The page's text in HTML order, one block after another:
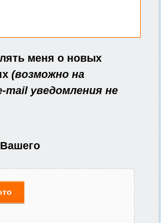
меня о новых
(возможно на
mail уведомления не